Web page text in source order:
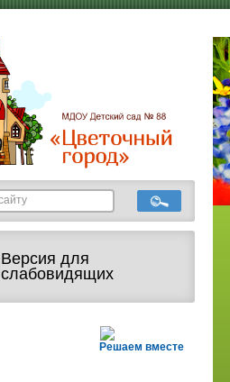
Версия для
слабовидящих
Решаем вместе